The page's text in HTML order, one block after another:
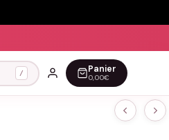
/ Panier
0,00€